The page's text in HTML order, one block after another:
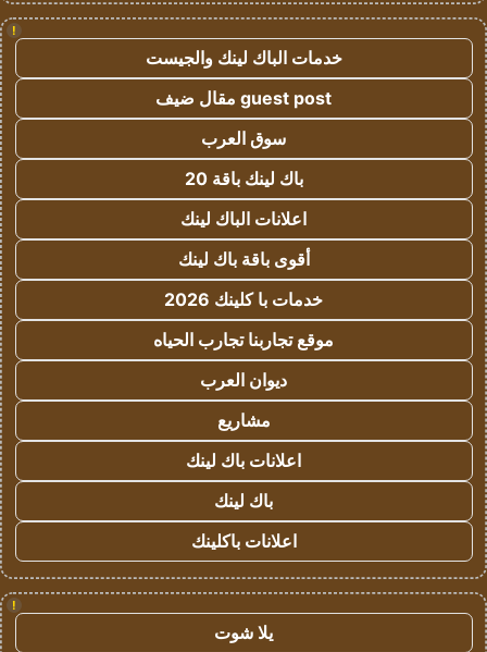
!
خدمات الباك لينك والجيست
guest post مقال ضيف
سوق العرب
باك لينك باقة 20
اعلانات الباك لينك
أقوى باقة باك لينك
خدمات با كلينك 2026
موقع تجاربنا تجارب الحياه
ديوان العرب
مشاريع
اعلانات باك لينك
باك لينك
اعلانات باكلينك
!
يلا شوت